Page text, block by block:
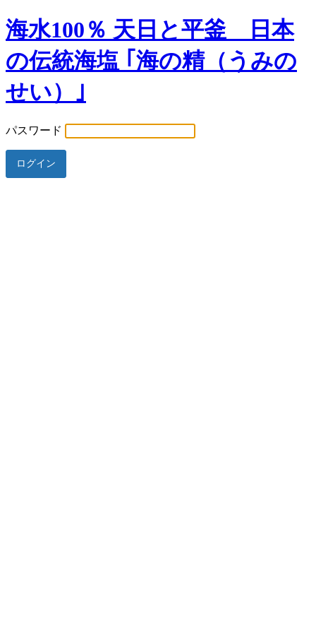
海水100％ 天日と平釜 日本
の伝統海塩 ｢海の精（うみの
せい）｣
パスワード